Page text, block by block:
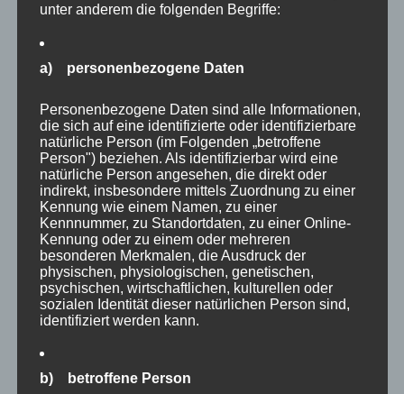
Entrenching a Global
Health Emergency Mode:
Implications for Health
and Human Rights Law
NOVEMBER 1, 2022 | HEALTH | ADMIN
Read More →Entrenching
Global
unter anderem die folgenden Begriffe:
a) personenbezogene Daten
Personenbezogene Daten sind alle Informationen,
die sich auf eine identifizierte oder identifizierbare
natürliche Person (im Folgenden „betroffene
Person") beziehen. Als identifizierbar wird eine
natürliche Person angesehen, die direkt oder
indirekt, insbesondere mittels Zuordnung zu einer
Kennung wie einem Namen, zu einer
Kennnummer, zu Standortdaten, zu einer Online-
Kennung oder zu einem oder mehreren
besonderen Merkmalen, die Ausdruck der
physischen, physiologischen, genetischen,
psychischen, wirtschaftlichen, kulturellen oder
sozialen Identität dieser natürlichen Person sind,
identifiziert werden kann.
b) betroffene Person